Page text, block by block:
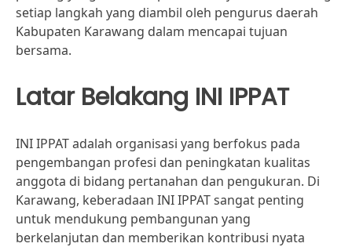
setiap langkah yang diambil oleh pengurus daerah
Kabupaten Karawang dalam mencapai tujuan
bersama.
Latar Belakang INI IPPAT
INI IPPAT adalah organisasi yang berfokus pada
pengembangan profesi dan peningkatan kualitas
anggota di bidang pertanahan dan pengukuran. Di
Karawang, keberadaan INI IPPAT sangat penting
untuk mendukung pembangunan yang
berkelanjutan dan memberikan kontribusi nyata